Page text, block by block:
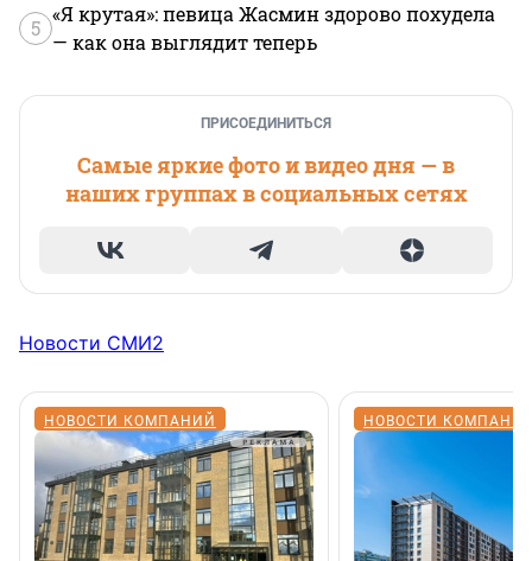
5
«Я крутая»: певица Жасмин здорово похудела
— как она выглядит теперь
ПРИСОЕДИНИТЬСЯ
Самые яркие фото и видео дня — в
наших группах в социальных сетях
Новости СМИ2
НОВОСТИ КОМПАНИЙ НОВОСТИ